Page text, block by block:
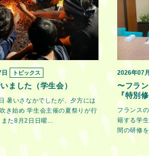
トピックス
ました（学生会）
暑いさなかでしたが、夕方には
き始め 学生会主催の夏祭りが行
た8月2日日曜...
2026年07
〜フラ
『特別
フランス
籍する学
間の研修